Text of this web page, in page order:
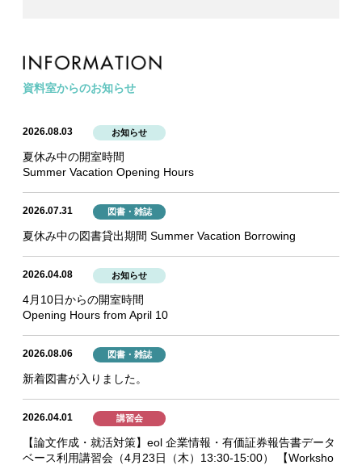
資料室からのお知らせ
2026.08.03 お知らせ
夏休み中の開室時間
Summer Vacation Opening Hours
2026.07.31 図書・雑誌
夏休み中の図書貸出期間 Summer Vacation Borrowing
2026.04.08 お知らせ
4月10日からの開室時間
Opening Hours from April 10
2026.08.06 図書・雑誌
新着図書が入りました。
2026.04.01 講習会
【論文作成・就活対策】eol 企業情報・有価証券報告書データ
ベース利用講習会（4月23日（木）13:30-15:00） 【Worksho